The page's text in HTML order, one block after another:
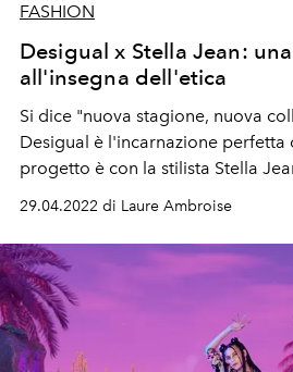
FASHION
Desigual x Stella Jean:
all'insegna dell'etica
Si dice "nuova stagione, nuova
Desigual è l'incarnazione perfetta
progetto è con la stilista Stella
collaborazione Desigual x Stella
29.04.2022 di Laure Ambroise